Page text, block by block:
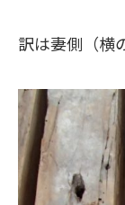
訳は妻側（横